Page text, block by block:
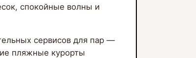
спокойные волны и
сервисов для пар —
пляжные курорты